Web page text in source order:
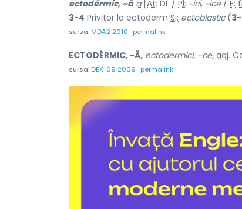
ectodérmic, ~ă a[ At: DL / Pl: ~ici, ~ice/ E:
3-4 Privitor la ectoderm Si: ectoblastic(
sursa:MDA2 2010 permalink
ECTODÉRMIC, -Ă, ectodermici, -ce, adj.
sursa:DEX '09 2009 permalink